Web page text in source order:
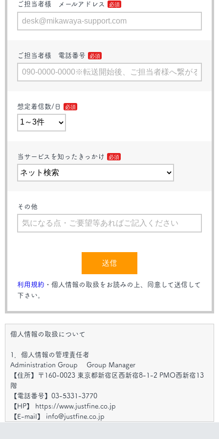
ご担当者様 メールアドレス
ご担当者様 電話番号
想定着信数/日
当サービスを知ったきっかけ
その他
送信
利用規約 ・個人情報の取扱をお読みの上、同意して送信して
下さい。
個人情報の取扱について
1．個人情報の管理責任者
Administration Group Group Manager
【住所】〒160-0023 東京都新宿区西新宿8-1-2 PMO西新宿13
階
【電話番号】03-5331-3770
【HP】 https://www.justfine.co.jp
【E-mail】 info@justfine.co.jp